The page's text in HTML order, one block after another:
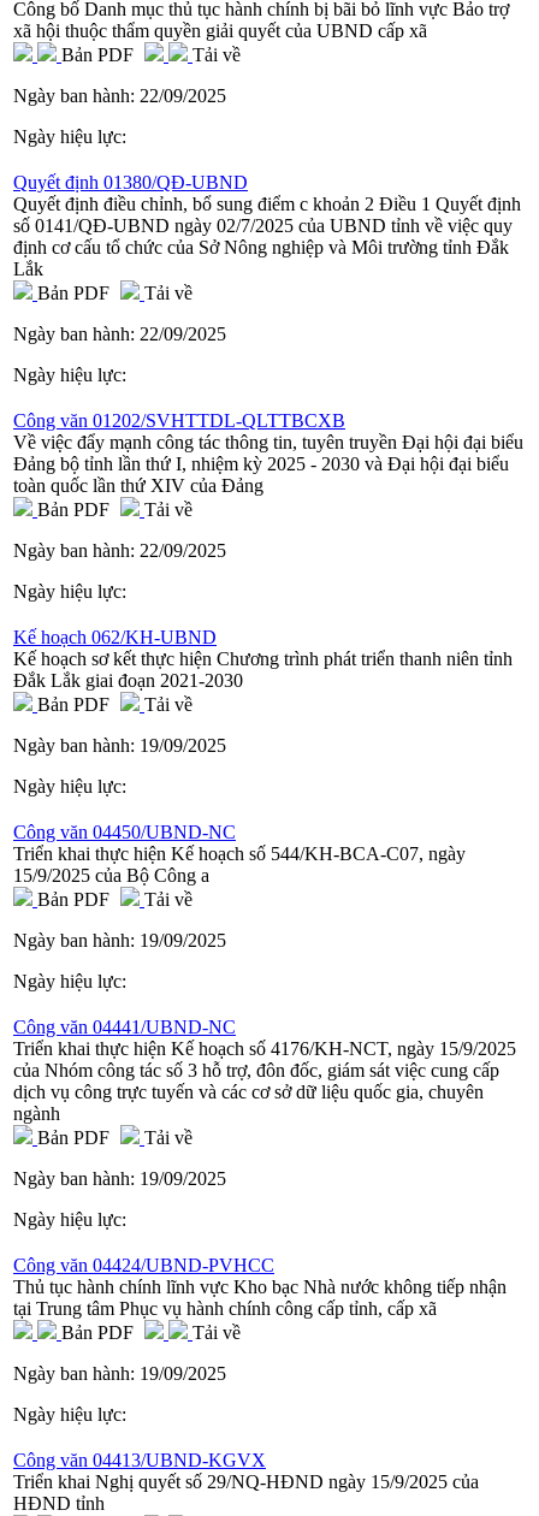
Công bố Danh mục thủ tục hành chính bị bãi bỏ lĩnh vực Bảo trợ
xã hội thuộc thẩm quyền giải quyết của UBND cấp xã
Bản PDF
Tải về
Ngày ban hành: 22/09/2025
Ngày hiệu lực:
Quyết định 01380/QĐ-UBND
Quyết định điều chỉnh, bổ sung điểm c khoản 2 Điều 1 Quyết định
số 0141/QĐ-UBND ngày 02/7/2025 của UBND tỉnh về việc quy
định cơ cấu tổ chức của Sở Nông nghiệp và Môi trường tỉnh Đắk
Lắk
Bản PDF
Tải về
Ngày ban hành: 22/09/2025
Ngày hiệu lực:
Công văn 01202/SVHTTDL-QLTTBCXB
Về việc đẩy mạnh công tác thông tin, tuyên truyền Đại hội đại biểu
Đảng bộ tỉnh lần thứ I, nhiệm kỳ 2025 - 2030 và Đại hội đại biểu
toàn quốc lần thứ XIV của Đảng
Bản PDF
Tải về
Ngày ban hành: 22/09/2025
Ngày hiệu lực:
Kế hoạch 062/KH-UBND
Kế hoạch sơ kết thực hiện Chương trình phát triển thanh niên tỉnh
Đắk Lắk giai đoạn 2021-2030
Bản PDF
Tải về
Ngày ban hành: 19/09/2025
Ngày hiệu lực:
Công văn 04450/UBND-NC
Triển khai thực hiện Kế hoạch số 544/KH-BCA-C07, ngày
15/9/2025 của Bộ Công a
Bản PDF
Tải về
Ngày ban hành: 19/09/2025
Ngày hiệu lực:
Công văn 04441/UBND-NC
Triển khai thực hiện Kế hoạch số 4176/KH-NCT, ngày 15/9/2025
của Nhóm công tác số 3 hỗ trợ, đôn đốc, giám sát việc cung cấp
dịch vụ công trực tuyến và các cơ sở dữ liệu quốc gia, chuyên
ngành
Bản PDF
Tải về
Ngày ban hành: 19/09/2025
Ngày hiệu lực:
Công văn 04424/UBND-PVHCC
Thủ tục hành chính lĩnh vực Kho bạc Nhà nước không tiếp nhận
tại Trung tâm Phục vụ hành chính công cấp tỉnh, cấp xã
Bản PDF
Tải về
Ngày ban hành: 19/09/2025
Ngày hiệu lực:
Công văn 04413/UBND-KGVX
Triển khai Nghị quyết số 29/NQ-HĐND ngày 15/9/2025 của
HĐND tỉnh